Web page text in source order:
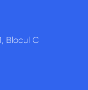
Blocul С